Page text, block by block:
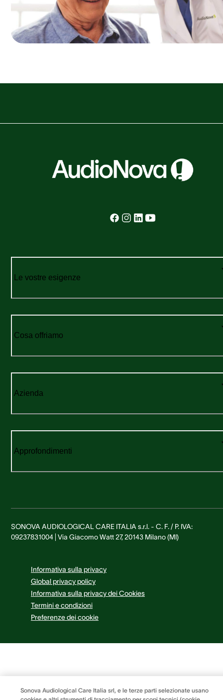
Le vostre esigenze
Cosa offriamo
Azienda
Approfondimenti
SONOVA AUDIOLOGICAL CARE ITALIA s.r.l. - C. F. / P. IVA:
09237831004 | Via Giacomo Watt 27, 20143 Milano (MI)
Informativa sulla privacy
Global privacy policy
Informativa sulla privacy dei Cookies
Termini e condizioni
Preferenze dei cookie
Sonova Audiological Care Italia srl, e le terze parti selezionate usano